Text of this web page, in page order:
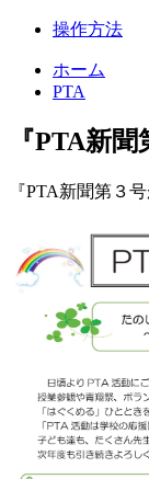
操作方法
ホーム
PTA
『PTA新
『PTA新聞第３